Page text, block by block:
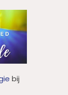
bij